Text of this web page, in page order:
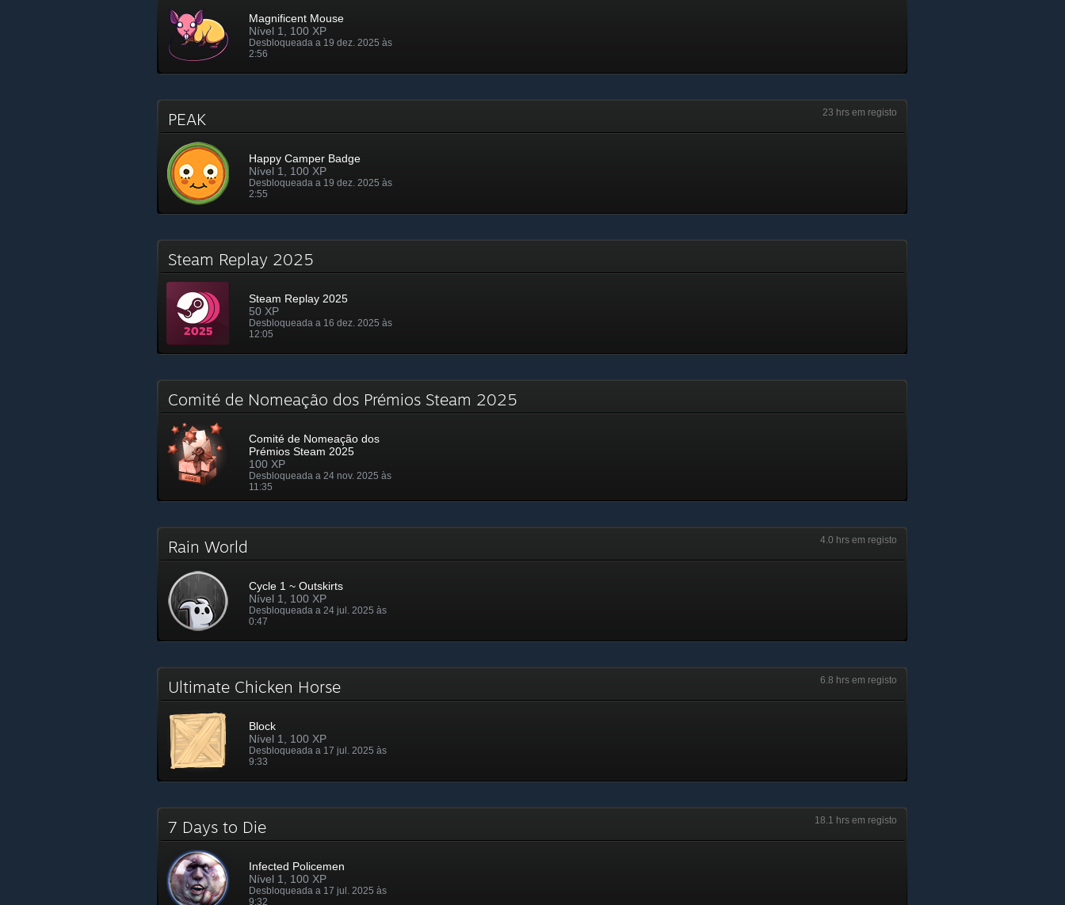
Magnificent Mouse
Nível 1, 100 XP
Desbloqueada a 19 dez. 2025 às
2:56
23 hrs em registo
PEAK
Happy Camper Badge
Nível 1, 100 XP
Desbloqueada a 19 dez. 2025 às
2:55
Steam Replay 2025
Steam Replay 2025
50 XP
Desbloqueada a 16 dez. 2025 às
12:05
Comité de Nomeação dos Prémios Steam 2025
Comité de Nomeação dos
Prémios Steam 2025
100 XP
Desbloqueada a 24 nov. 2025 às
11:35
4.0 hrs em registo
Rain World
Cycle 1 ~ Outskirts
Nível 1, 100 XP
Desbloqueada a 24 jul. 2025 às
0:47
6.8 hrs em registo
Ultimate Chicken Horse
Block
Nível 1, 100 XP
Desbloqueada a 17 jul. 2025 às
9:33
18.1 hrs em registo
7 Days to Die
Infected Policemen
Nível 1, 100 XP
Desbloqueada a 17 jul. 2025 às
9:32